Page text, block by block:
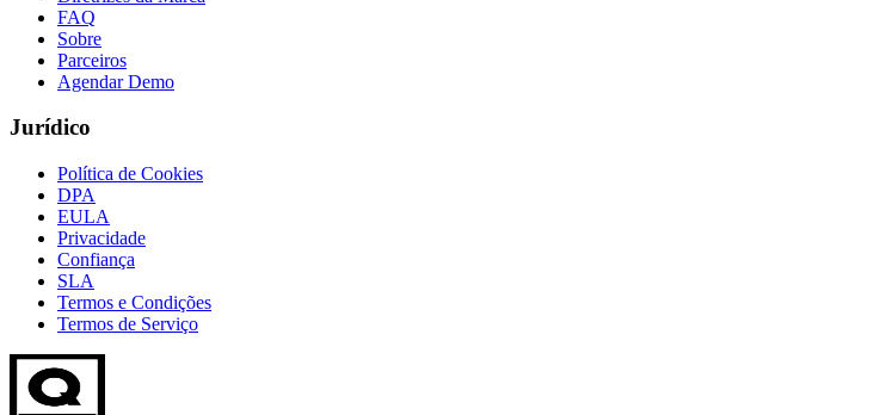
FAQ
Sobre
Parceiros
Agendar Demo
Jurídico
Política de Cookies
DPA
EULA
Privacidade
Confiança
SLA
Termos e Condições
Termos de Serviço